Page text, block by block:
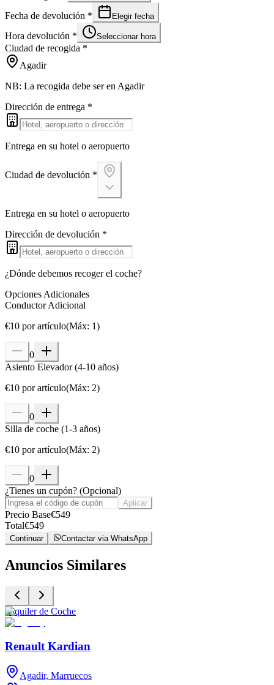
Fecha de devolución * Elegir fecha
Hora devolución * Seleccionar hora
Ciudad de recogida *
Agadir
NB: La recogida debe ser en Agadir
Dirección de entrega *
Entrega en su hotel o aeropuerto
Ciudad de devolución *
Entrega en su hotel o aeropuerto
Dirección de devolución *
¿Dónde debemos recoger el coche?
Opciones Adicionales
Conductor Adicional
€10 por artículo(Máx: 1)
0
Asiento Elevador (4-10 años)
€10 por artículo(Máx: 2)
0
Silla de coche (1-3 años)
€10 por artículo(Máx: 2)
0
¿Tienes un cupón? (Opcional)
Aplicar
Precio Base€549
Total€549
Continuar Contactar via WhatsApp
Anuncios Similares
Alquiler de Coche
Renault Kardian
Agadir, Marruecos